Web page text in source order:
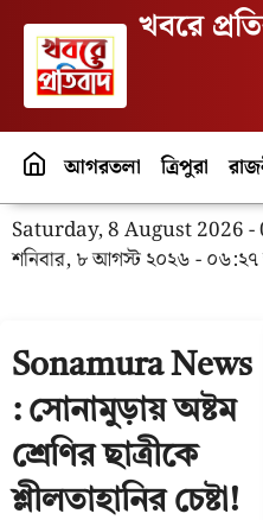
খবরে
আগরতলা ত্রিপুরা
Saturday, 8 August 2026 -
শনিবার, ৮ আগস্ট ২০২৬ - ০৬:২৭
Sonamura News
: সোনামুড়ায় অষ্টম
শ্রেণির ছাত্রীকে
শ্লীলতাহানির চেষ্টা!